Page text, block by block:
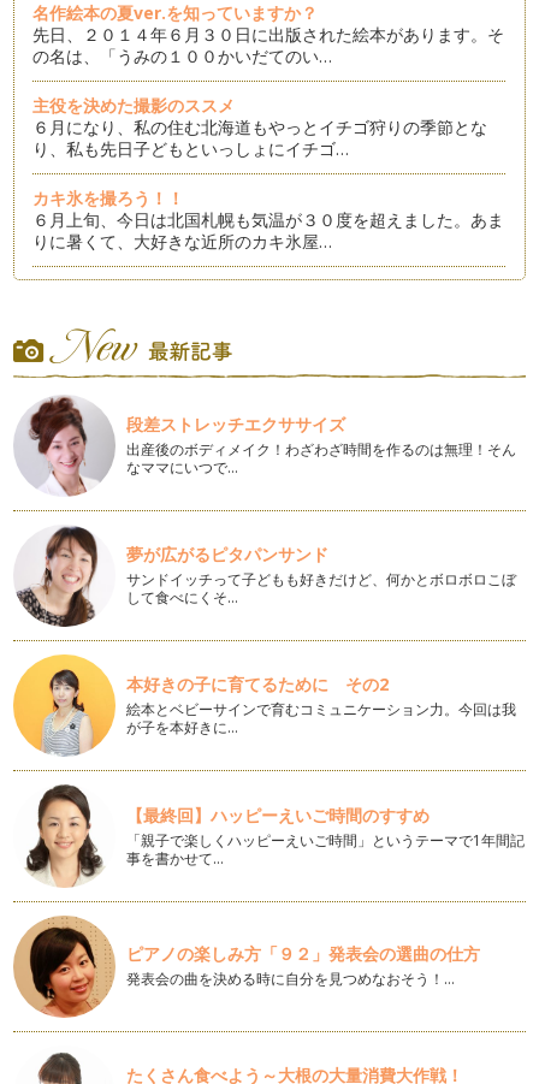
名作絵本の夏ver.を知っていますか？
先日、２０１４年６月３０日に出版された絵本があります。そ
の名は、「うみの１００かいだてのい…
主役を決めた撮影のススメ
６月になり、私の住む北海道もやっとイチゴ狩りの季節とな
り、私も先日子どもといっしょにイチゴ…
カキ氷を撮ろう！！
６月上旬、今日は北国札幌も気温が３０度を超えました。あま
りに暑くて、大好きな近所のカキ氷屋…
フォトブックをつくってみましょう♪
５月になりましたね。 私の住む北海道札幌も、さくら…
春とわらべうたと
昨日と今日。やっと、ぽかぽかとした春の陽気に包まれた私
の住…
桜咲く春、てくてくあんよの絵本たち
全国各地から桜の開花や満開の知らせが届いていますね。 …
素敵な１年をフォトブックで振り返る
３月の下旬ですね。年度末、皆様お忙しくされていることと
思い…
３月に読みたい絵本たち
３月になって初めての記事です。北海道札幌および近郊でナ
チュ…
雪（真っ白なもの）と子どもを撮りたいとき
３月まであと少し。今日の札幌も気温がずいぶん上がり、２
月で…
感動した記憶をそのまま残す、それが写真
２月になりましたね。私の住む北海道はもっとも寒いとされる
時期を迎えました。寒いな…
厳冬とあそびと絵本
２０１４年はじめての記事更新になります。この記事を読んで
くださっている皆さま、２…
スマホフォトでキラキラを撮ろう♪
段差ストレッチエクササイズ
出産後のボディメイク！わざわざ時間を作るのは無理！そん
なママにいつで…
夢が広がるピタパンサンド
サンドイッチって子どもも好きだけど、何かとボロボロこぼ
して食べにくそ…
本好きの子に育てるために その2
絵本とベビーサインで育むコミュニケーション力。今回は我
が子を本好きに…
【最終回】ハッピーえいご時間のすすめ
「親子で楽しくハッピーえいご時間」というテーマで1年間記
事を書かせて…
ピアノの楽しみ方「９２」発表会の選曲の仕方
発表会の曲を決める時に自分を見つめなおそう！…
たくさん食べよう～大根の大量消費大作戦！